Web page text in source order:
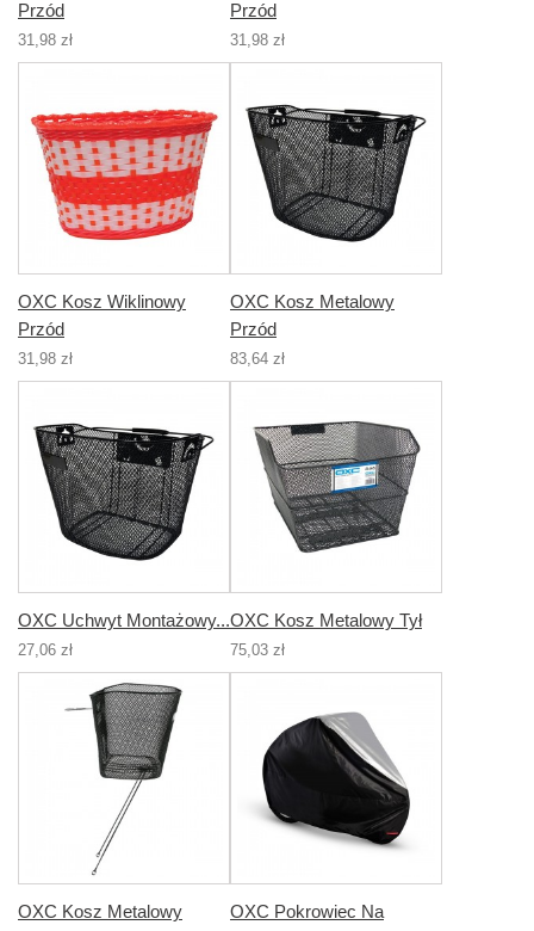
Przód
31,98 zł
Przód
31,98 zł
OXC Kosz Wiklinowy
Przód
31,98 zł
OXC Kosz Metalowy
Przód
83,64 zł
OXC Uchwyt Montażowy...
27,06 zł
OXC Kosz Metalowy Tył
75,03 zł
OXC Kosz Metalowy
OXC Pokrowiec Na